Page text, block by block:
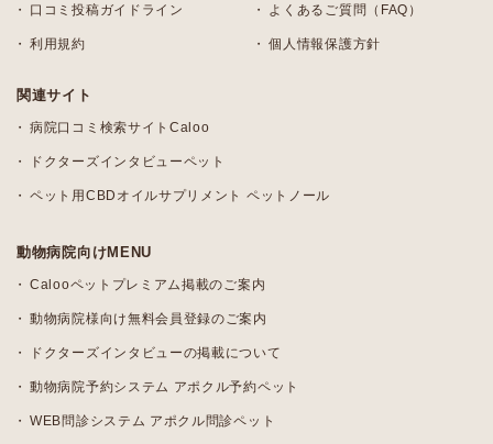
口コミ投稿ガイドライン よくあるご質問（FAQ）
利用規約 個人情報保護方針
関連サイト
病院口コミ検索サイトCaloo
ドクターズインタビューペット
ペット用CBDオイルサプリメント ペットノール
動物病院向けMENU
Calooペットプレミアム掲載のご案内
動物病院様向け無料会員登録のご案内
ドクターズインタビューの掲載について
動物病院予約システム アポクル予約ペット
WEB問診システム アポクル問診ペット